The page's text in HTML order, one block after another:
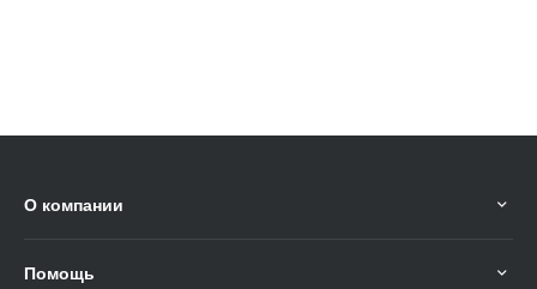
О компании
Помощь